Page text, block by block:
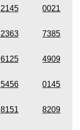
2145 0021
2363 7385
6125 4909
5456 0145
8151 8209